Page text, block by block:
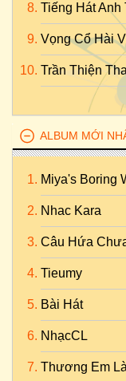
Tiếng Hát Anh
Vọng Cổ Hài
Trần Thiện
ALBUM MỚI
Miya's Boring
Nhac Kara
Câu Hứa
Tieumy
Bài Hát
NhạcCL
Thương Em